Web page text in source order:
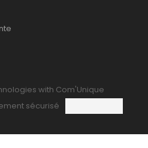
with Com'Unique
sécurisé